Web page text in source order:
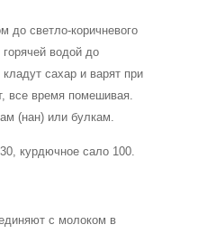
до светло-коричневого
горячей водой до
кладут сахар и варят при
все время помешивая.
(нан) или булкам.
курдючное сало 100.
с молоком в